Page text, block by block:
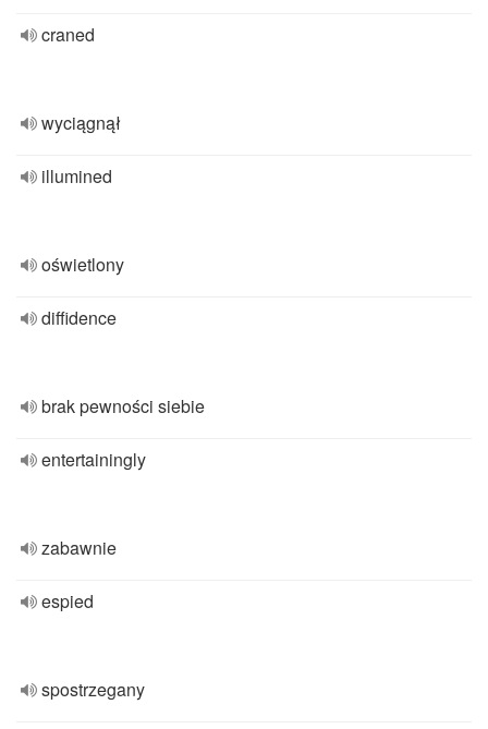
craned
wyciągnął
illumined
oświetlony
diffidence
brak pewności siebie
entertainingly
zabawnie
espied
spostrzegany